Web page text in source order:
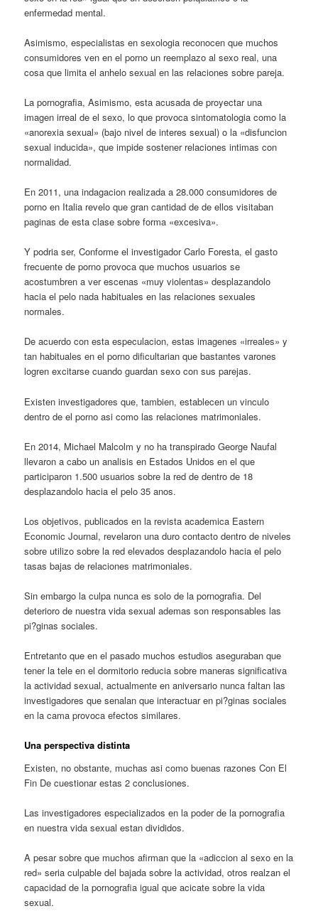
enfermedad mental.
Asimismo, especialistas en sexologia reconocen que muchos
consumidores ven en el porno un reemplazo al sexo real, una
cosa que limita el anhelo sexual en las relaciones sobre pareja.
La pornografia, Asimismo, esta acusada de proyectar una
imagen irreal de el sexo, lo que provoca sintomatologia como la
«anorexia sexual» (bajo nivel de interes sexual) o la «disfuncion
sexual inducida», que impide sostener relaciones intimas con
normalidad.
En 2011, una indagacion realizada a 28.000 consumidores de
porno en Italia revelo que gran cantidad de de ellos visitaban
paginas de esta clase sobre forma «excesiva».
Y podri­a ser, Conforme el investigador Carlo Foresta, el gasto
frecuente de porno provoca que muchos usuarios se
acostumbren a ver escenas «muy violentas» desplazandolo
hacia el pelo nada habituales en las relaciones sexuales
normales.
De acuerdo con esta especulacion, estas imagenes «irreales» y
tan habituales en el porno dificultarian que bastantes varones
logren excitarse cuando guardan sexo con sus parejas.
Existen investigadores que, tambien, establecen un vinculo
dentro de el porno asi­ como las relaciones matrimoniales.
En 2014, Michael Malcolm y no ha transpirado George Naufal
llevaron a cabo un analisis en Estados Unidos en el que
participaron 1.500 usuarios sobre la red de dentro de 18
desplazandolo hacia el pelo 35 anos.
Los objetivos, publicados en la revista academica Eastern
Economic Journal, revelaron una duro contacto dentro de niveles
sobre utilizo sobre la red elevados desplazandolo hacia el pelo
tasas bajas de relaciones matrimoniales.
Sin embargo la culpa nunca es solo de la pornografia. Del
deterioro de nuestra vida sexual ademas son responsables las
pi?ginas sociales.
Entretanto que en el pasado muchos estudios aseguraban que
tener la tele en el dormitorio reducia sobre maneras significativa
la actividad sexual, actualmente en aniversario nunca faltan las
investigadores que senalan que interactuar en pi?ginas sociales
en la cama provoca efectos similares.
Una perspectiva distinta
Existen, no obstante, muchas asi­ como buenas razones Con El
Fin De cuestionar estas 2 conclusiones.
Las investigadores especializados en la poder de la pornografia
en nuestra vida sexual estan divididos.
A pesar sobre que muchos afirman que la «adiccion al sexo en la
red» seri­a culpable del bajada sobre la actividad, otros realzan el
capacidad de la pornografia igual que acicate sobre la vida
sexual.